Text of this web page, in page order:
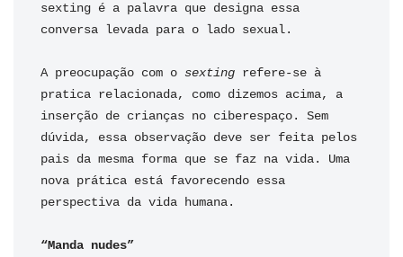
sexting é a palavra que designa essa
conversa levada para o lado sexual.
A preocupação com o sexting refere-se à
pratica relacionada, como dizemos acima, a
inserção de crianças no ciberespaço. Sem
dúvida, essa observação deve ser feita pelos
pais da mesma forma que se faz na vida. Uma
nova prática está favorecendo essa
perspectiva da vida humana.